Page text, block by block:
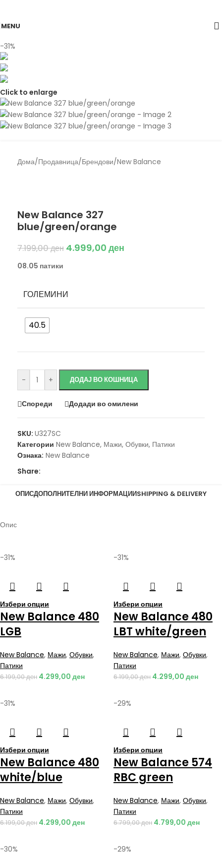
MENU
-31%
Click to enlarge
Дома/Продавница/Брендови/New Balance
New Balance 327
blue/green/orange
7.199,00ден 4.999,00 ден
08.05 патики
ГОЛЕМИНИ
40.5
- + ДОДАЈ ВО КОШНИЦА
Спореди Додади во омилени
SKU: U327SC
Категории New Balance, Мажи, Обувки, Патики
Ознака: New Balance
Share:
ОПИСДОПОЛНИТЕЛНИ ИНФОРМАЦИИSHIPPING & DELIVERY
Опис
-31%
Избери опции
New Balance 480
LGB
New Balance, Мажи, Обувки,
Патики
6.199,00ден 4.299,00 ден
-31%
Избери опции
New Balance 480
LBT white/green
New Balance, Мажи, Обувки,
Патики
6.199,00ден 4.299,00 ден
-31%
Избери опции
New Balance 480
white/blue
New Balance, Мажи, Обувки,
Патики
6.199,00ден 4.299,00 ден
-29%
Избери опции
New Balance 574
RBC green
New Balance, Мажи, Обувки,
Патики
6.799,00ден 4.799,00 ден
-30% -29%